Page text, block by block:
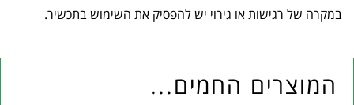
במקרה של רגישות או גירוי יש להפסיק את השימוש בתכשיר.
המוצרים החמים...